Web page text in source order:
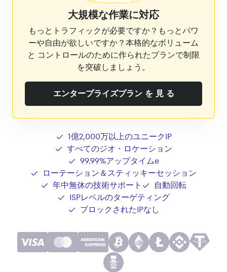
大規模な作業に対応
もっとトラフィックが必要ですか？もっとパワ
ーや自由が欲しいですか？本格的なボリューム
と コントロールのために作られたプランで制限
を突破しましょう。
エンタープライズプラン を 見 る
1億2,000万以上のユニークIP
すべてのジオ・ロケーション
99.99%アップタイムe
ローテーション＆スティッキーセッション
年中無休の技術サポート
自動回転
ISPレベルのターゲティング
ブロックされたIPなし